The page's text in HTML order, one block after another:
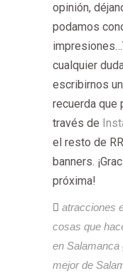
opinión,
podamos
cualquier
escribirnos
recuerda que
través de
el resto de
banners.
próxima!
atracciones
cosas que
en Salamanca
mejor de